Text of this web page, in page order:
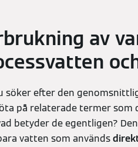
av
söker efter den
på relaterade termer som
betyder de egentligen?
vatten som används